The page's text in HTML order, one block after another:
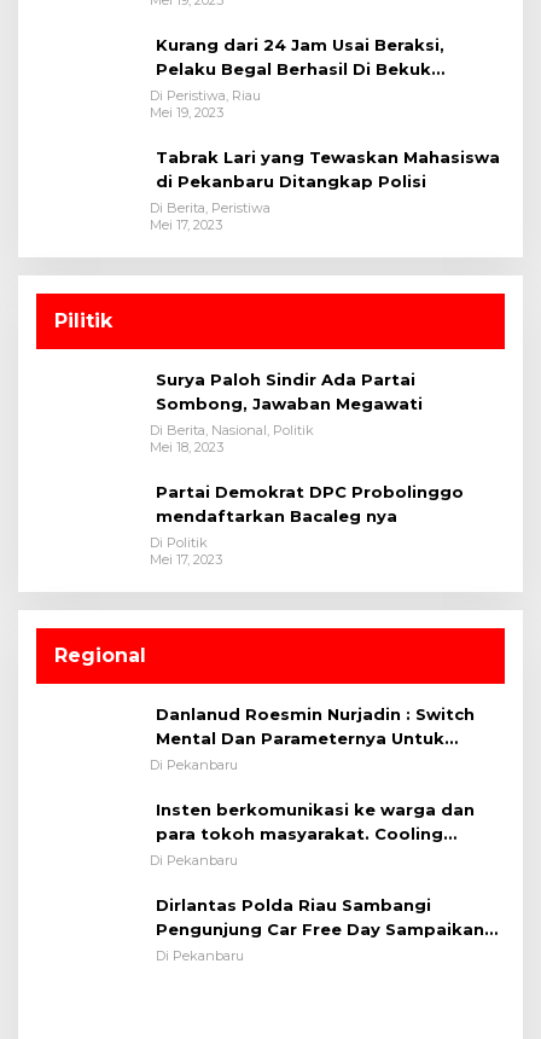
Kurang dari 24 Jam Usai Beraksi,
Pelaku Begal Berhasil Di Bekuk
Satreskrim Polres Kuansing
Di Peristiwa, Riau
Mei 19, 2023
Tabrak Lari yang Tewaskan Mahasiswa
di Pekanbaru Ditangkap Polisi
Di Berita, Peristiwa
Mei 17, 2023
Pilitik
Surya Paloh Sindir Ada Partai
Sombong, Jawaban Megawati
Di Berita, Nasional, Politik
Mei 18, 2023
Partai Demokrat DPC Probolinggo
mendaftarkan Bacaleg nya
Di Politik
Mei 17, 2023
Regional
Danlanud Roesmin Nurjadin : Switch
Mental Dan Parameternya Untuk
Melaksanakan ✈
Di Pekanbaru
Insten berkomunikasi ke warga dan
para tokoh masyarakat. Cooling
System OMP LK ²024 Polsek Rumbai,
Pentingnya Memelihara dan Menjaga
Situasi Kondusif
Di Pekanbaru
Dirlantas Polda Riau Sambangi
Pengunjung Car Free Day Sampaikan
Pesan Edukasi Kamtibmas &
Di Pekanbaru